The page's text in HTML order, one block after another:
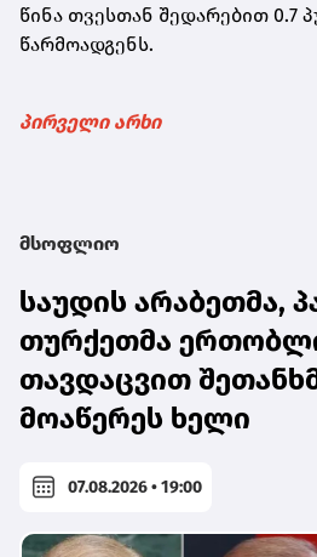
წინა თვესთან შედარებით 0.7
წარმოადგენს.
პირველი არხი
მსოფლიო
საუდის არაბეთმა,
თურქეთმა
თავდაცვით
მოაწერეს ხელი
07.08.2026 • 19:00